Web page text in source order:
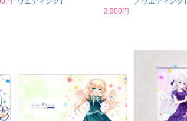
3,300円